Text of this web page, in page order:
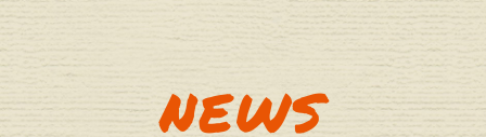
NEWS